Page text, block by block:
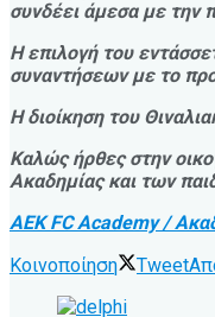
συνδέει άμεσα με την
Η επιλογή του
συναντήσεων με το
Η διοίκηση του
Καλώς ήρθες στην
Ακαδημίας και των
AEK FC Academy /
Κοινοποίηση
Tweet